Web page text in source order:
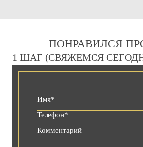
ПОНРАВИЛСЯ
1 ШАГ (СВЯЖЕМСЯ